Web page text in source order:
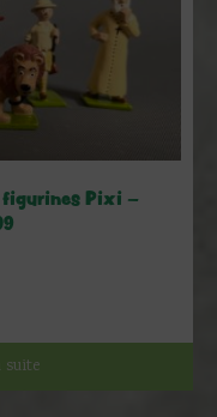
Pixi –